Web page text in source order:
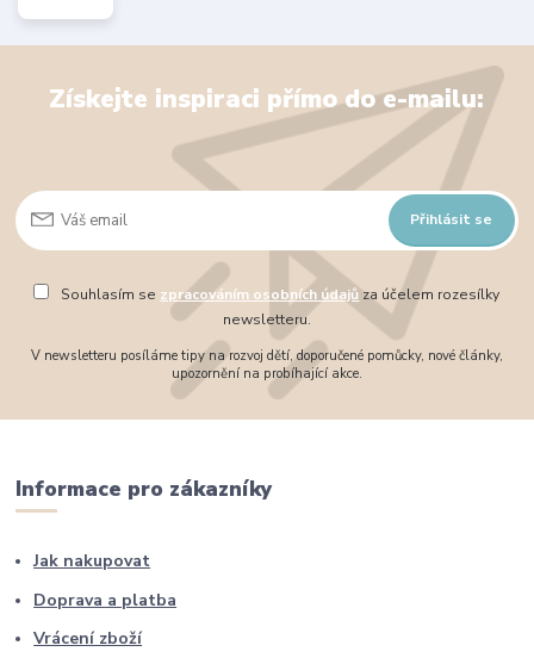
Získejte inspiraci přímo do e-mailu:
Přihlásit se
Souhlasím se zpracováním osobních údajůza účelem rozesílky
newsletteru.
V newsletteru posíláme tipy na rozvoj dětí, doporučené pomůcky, nové články,
upozornění na probíhající akce.
Informace pro zákazníky
Jak nakupovat
Doprava a platba
Vrácení zboží